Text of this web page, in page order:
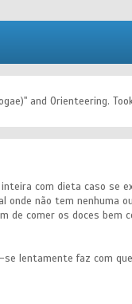
and Orienteering.
com dieta caso se
não tem nenhuma
de comer os doces bem
lentamente faz com